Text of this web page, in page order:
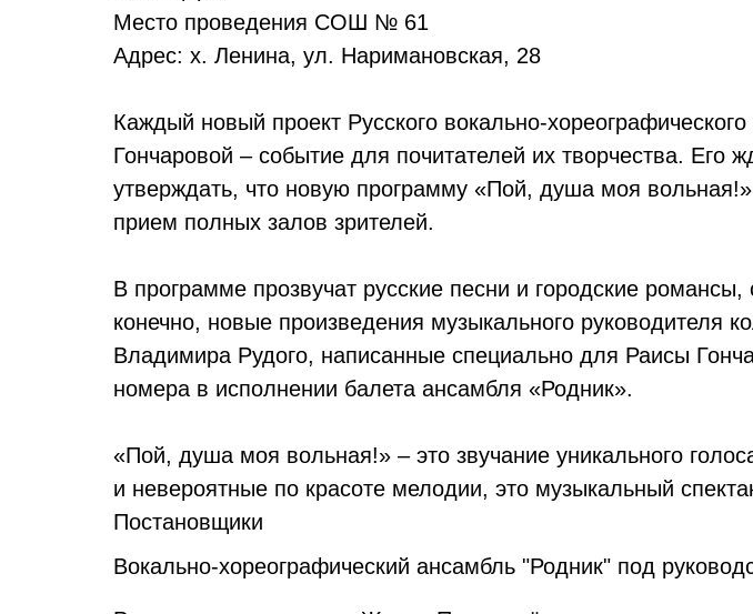
Место проведения СОШ № 61
Адрес: х. Ленина, ул. Наримановская, 28
Каждый новый проект Русского вокально-
Гончаровой – событие для почитателей их творчества. Его
утверждать, что новую программу «Пой, душа моя
прием полных залов зрителей.
В программе прозвучат русские песни и городские
конечно, новые произведения музыкального руководителя
Владимира Рудого, написанные специально для Раисы
номера в исполнении балета ансамбля «Родник».
«Пой, душа моя вольная!» – это звучание уникального
и невероятные по красоте мелодии, это музыкальный
Постановщики
Вокально-хореографический ансамбль "Родник" под